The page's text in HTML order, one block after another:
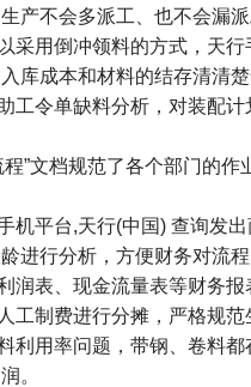
产不会多派工、也不会漏
采用倒冲领料的方式，天
库成本和材料的结存清清楚
工令单缺料分析，对装配
”文档规范了各个部门的
机平台,天行(中国) 查询发
进行分析，方便财务对流程
润表、现金流量表等财务
工制费进行分摊，严格规
利用率问题，带钢、卷料
。